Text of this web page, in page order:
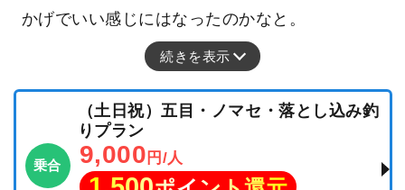
かげでいい感じにはなったのかなと。
続きを表示
乗合
（土日祝）五目・ノマセ・落とし込み釣
りプラン
9,000 円/人